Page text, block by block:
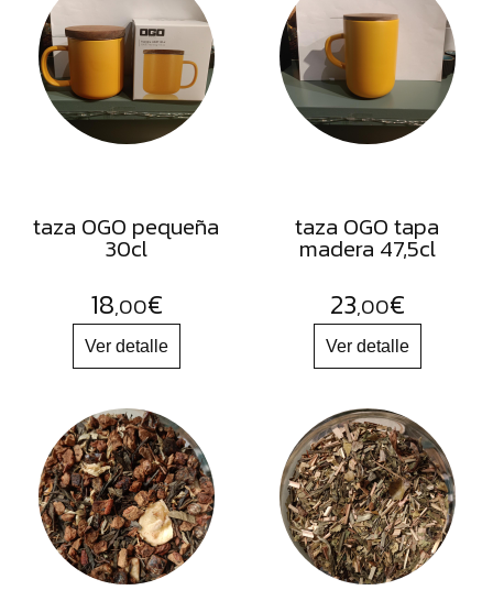
FRUTOS
SECOS
SAL
HIERBAS
HARINAS
FLORES
PRODUCTOS
ACCESORIOS
ALIMENTOS
DESHIDRATADOS
taza OGO pequeña
30cl
18,00€
taza OGO tapa
madera 47,5cl
23,00€